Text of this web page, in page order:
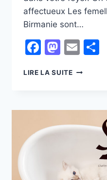
affectueux Les
Birmanie sont…
Facebook
LIRE LA SUITE
SACRÉ
BIRMANIE